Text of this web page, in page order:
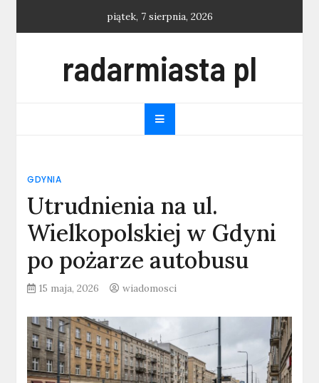
piątek, 7 sierpnia, 2026
radarmiasta pl
GDYNIA
Utrudnienia na ul.
Wielkopolskiej w Gdyni
po pożarze autobusu
15 maja, 2026 wiadomosci